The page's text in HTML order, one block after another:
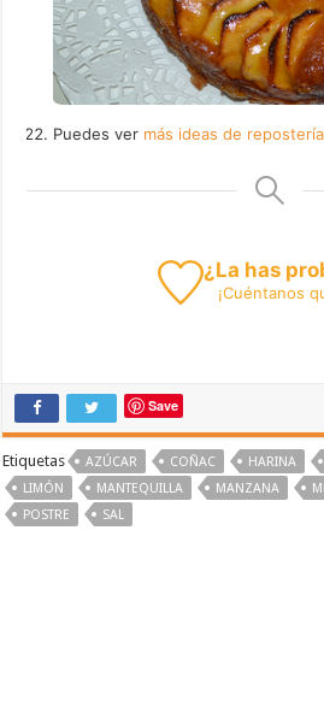
Puedes ver más ideas de
¿La has
¡Cuéntanos
Save
Etiquetas AZÚCAR COÑAC HARINA
LIMÓN
MANTEQUILLA MANZANA
POSTRE
SAL